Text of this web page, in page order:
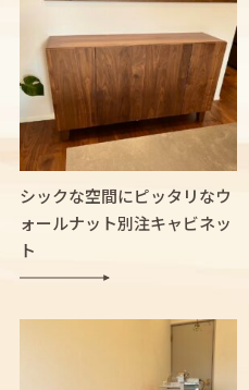
シックな空間にピッタリなウ
ォールナット別注キャビネッ
ト